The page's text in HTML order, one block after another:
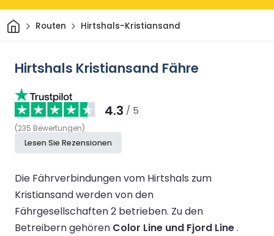
HeimRouten Hirtshals-Kristiansand
Hirtshals Kristiansand Fähre
4.3 / 5
(235 Bewertungen)
Lesen Sie Rezensionen
Die Fährverbindungen vom Hirtshals zum
Kristiansand werden von den
Fährgesellschaften 2 betrieben. Zu den
Betreibern gehören Color Line und Fjord Line.